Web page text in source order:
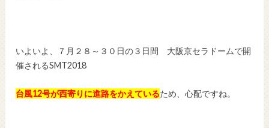
いよいよ、７月２８～３０日の３日間 大阪京セラドームで開
催されるSMT2018
台風12号が西寄りに進路をかえているため、心配ですね。